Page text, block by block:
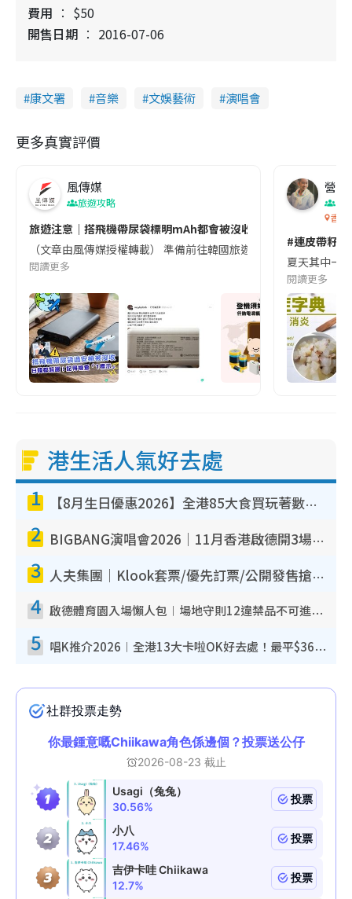
費用
$50
開售日期
2016-07-06
康文署 音樂 文娛藝術 演唱會
更多真實評價
風傳媒
旅遊攻略
旅遊注意｜搭飛機帶尿袋標明mAh都會被沒收😱出發前切記檢查
（文章由風傳媒授權轉載） 準備前往韓國旅遊的民眾，近期要
閱讀更多
營養
香港
#連皮帶籽
夏天其中一
閱讀更多
港生活人氣好去處
1 【8月生日優惠2026】全港85大食買玩著數攻略 自助餐/火鍋放題同行免費＋誠品/DONKI送現金券
2 BIGBANG演唱會2026｜11月香港啟德開3場！實名制VIP申請、優先購票攻略
3 人夫集團｜Klook套票/優先訂票/公開發售搶飛攻略！附票價.購票連結.場地座位表
4 啟德體育園入場懶人包︱場地守則12違禁品不可進場准帶細水樽但全場禁樽蓋！應援牌有限制！
5 唱K推介2026︱全港13大卡啦OK好去處！最平$36起 日文K都有！(附地址+收費詳情)